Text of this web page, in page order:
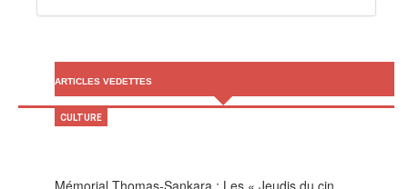
ARTICLES VEDETTES
CULTURE